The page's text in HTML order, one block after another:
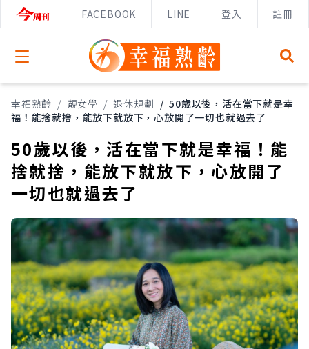
FACEBOOK LINE 登入 註冊
Open menu
幸福熟齡 / 靚女學 / 退休規劃 / 50歲以後，活在當下就是幸
福！能捨就捨，能放下就放下，心放開了一切也就過去了
50歲以後，活在當下就是幸福！能
捨就捨，能放下就放下，心放開了
一切也就過去了